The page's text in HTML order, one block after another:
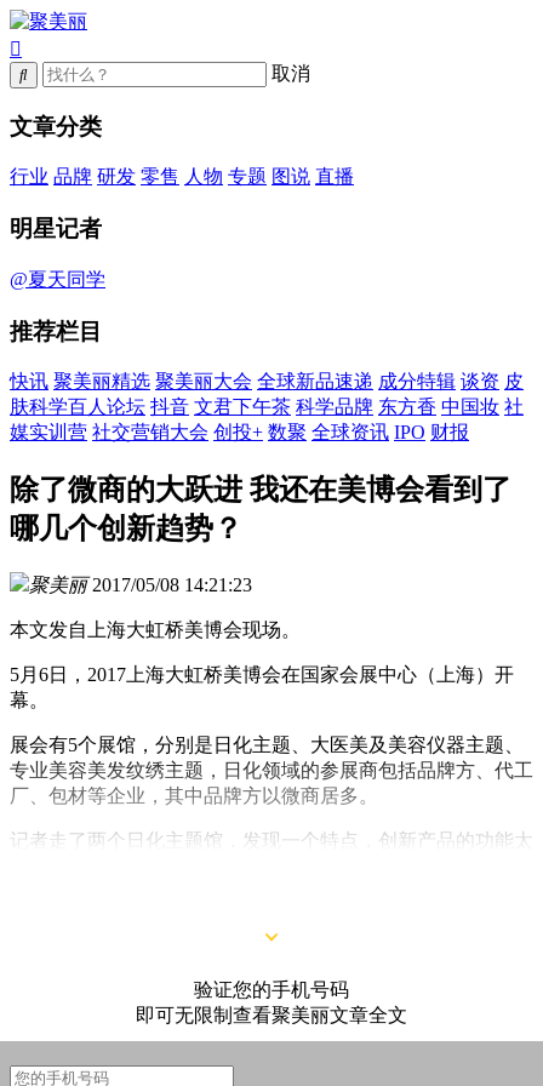
取消
文章分类
行业 品牌 研发 零售 人物 专题 图说 直播
明星记者
@夏天同学
推荐栏目
快讯 聚美丽精选 聚美丽大会 全球新品速递 成分特辑 谈资 皮
肤科学百人论坛 抖音 文君下午茶 科学品牌 东方香 中国妆 社
媒实训营 社交营销大会 创投+ 数聚 全球资讯 IPO 财报
除了微商的大跃进 我还在美博会看到了
哪几个创新趋势？
聚美丽 2017/05/08 14:21:23
本文发自上海大虹桥美博会现场。
5月6日，2017上海大虹桥美博会在国家会展中心（上海）开
幕。
展会有5个展馆，分别是日化主题、大医美及美容仪器主题、
专业美容美发纹绣主题，日化领域的参展商包括品牌方、代工
厂、包材等企业，其中品牌方以微商居多。
记者走了两个日化主题馆，发现一个特点，创新产品的功能太
验证您的手机号码
即可无限制查看聚美丽文章全文